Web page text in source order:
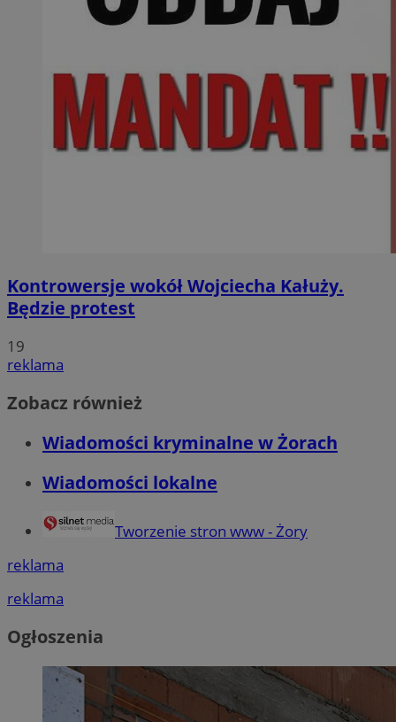
Kontrowersje wokół Wojciecha Kałuży.
Będzie protest
19
reklama
Zobacz również
Wiadomości kryminalne w Żorach
Wiadomości lokalne
Tworzenie stron www - Żory
reklama
reklama
Ogłoszenia